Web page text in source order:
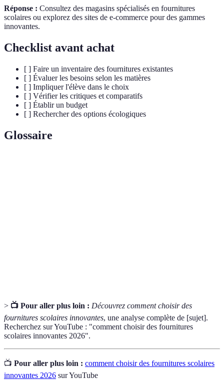
Réponse : Consultez des magasins spécialisés en fournitures
scolaires ou explorez des sites de e-commerce pour des gammes
innovantes.
Checklist avant achat
[ ] Faire un inventaire des fournitures existantes
[ ] Évaluer les besoins selon les matières
[ ] Impliquer l'élève dans le choix
[ ] Vérifier les critiques et comparatifs
[ ] Établir un budget
[ ] Rechercher des options écologiques
Glossaire
> 📺 Pour aller plus loin : Découvrez comment choisir des
fournitures scolaires innovantes, une analyse complète de [sujet].
Recherchez sur YouTube : "comment choisir des fournitures
scolaires innovantes 2026".
📺 Pour aller plus loin : comment choisir des fournitures scolaires
innovantes 2026 sur YouTube